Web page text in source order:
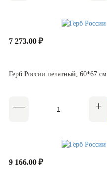
7 273.00 ₽
Герб России печатный, 60*67 см
9 166.00 ₽